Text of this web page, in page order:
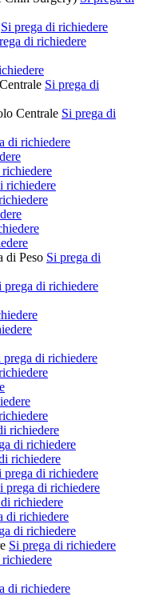
Si prega di richiedere
di richiedere
Si prega di
Centrale Si prega di
di richiedere
richiedere
di Peso Si prega di
prega di richiedere
prega di richiedere
richiedere
di richiedere
richiedere
prega di richiedere
prega di richiedere
richiedere
di richiedere
di richiedere
Si prega di richiedere
di richiedere